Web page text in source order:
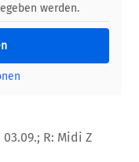
werden.
R: Midi Z